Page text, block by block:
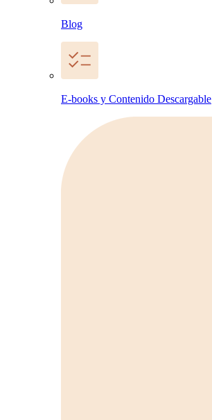
Blog
E-books y Contenido Descargable